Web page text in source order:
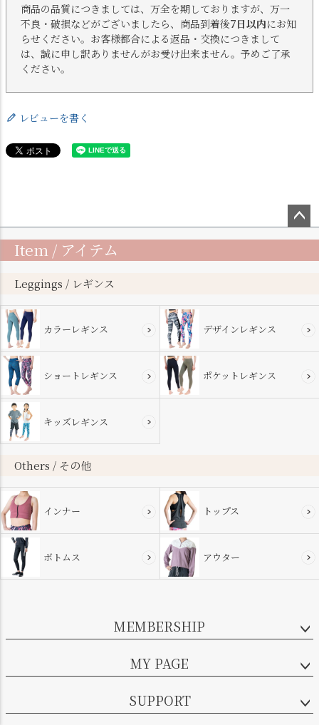
商品の品質につきましては、万全を期しておりますが、万一
不良・破損などがございましたら、商品到着後7日以内にお知
らせください。お客様都合による返品・交換につきまして
は、誠に申し訳ありませんがお受け出来ません。予めご了承
ください。
レビューを書く
ップ
Item / アイテム
Leggings / レギンス
カラーレギンス デザインレギンス
ショートレギンス ポケットレギンス
キッズレギンス
Others / その他
インナー トップス
ボトムス アウター
MEMBERSHIP
MY PAGE
SUPPORT